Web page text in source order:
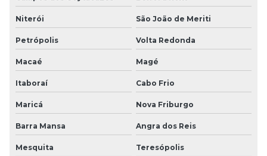
Niterói São João de Meriti
Petrópolis Volta Redonda
Macaé Magé
Itaboraí Cabo Frio
Maricá Nova Friburgo
Barra Mansa Angra dos Reis
Mesquita Teresópolis